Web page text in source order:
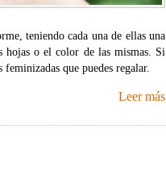
teniendo cada una de ellas una
hojas o el color de las mismas. Si
que puedes regalar.
Leer más